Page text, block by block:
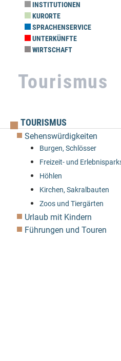
INSTITUTIONEN
KURORTE
SPRACHENSERVICE
UNTERKÜNFTE
WIRTSCHAFT
Tourismus
TOURISMUS
Sehenswürdigkeiten
Burgen, Schlösser
Freizeit- und
Höhlen
Kirchen, Sakralbauten
Zoos und Tiergärten
Urlaub mit Kindern
Führungen und Touren